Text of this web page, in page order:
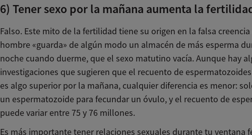
6) Tener sexo por la mañana aumenta la
Falso. Este mito de la fertilidad tiene su origen en la falsa
hombre «guarda» de algún modo un almacén de más esperma
noche cuando duerme, que el sexo matutino vacía. Aunque hay
investigaciones que sugieren que el recuento de
es algo superior por la mañana, cualquier diferencia es menor:
un espermatozoide para fecundar un óvulo, y el recuento de
puede variar entre 75 y 76 millones.
Es más importante tener relaciones sexuales durante tu ventana